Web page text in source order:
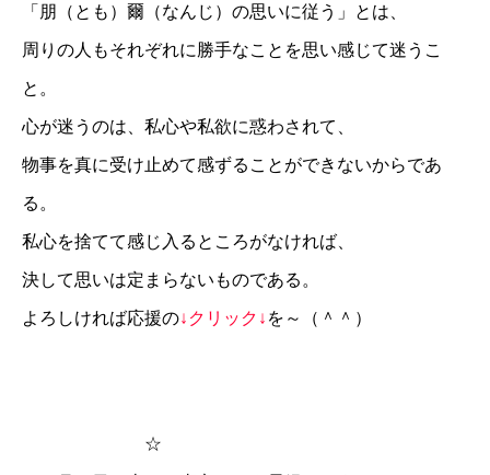
「朋（とも）爾（なんじ）の思いに従う」とは、
周りの人もそれぞれに勝手なことを思い感じて迷うこ
と。
心が迷うのは、私心や私欲に惑わされて、
物事を真に受け止めて感ずることができないからであ
る。
私心を捨てて感じ入るところがなければ、
決して思いは定まらないものである。
よろしければ応援の↓クリック↓ を～（＾＾）
☆